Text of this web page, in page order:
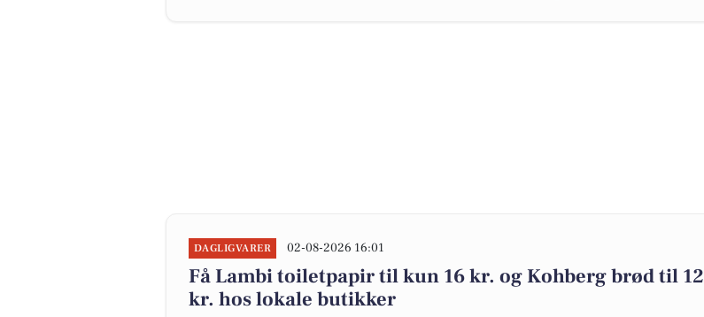
DAGLIGVARER 02-08-2026 16:01
Få Lambi toiletpapir til kun 16 kr. og Kohberg brød til 12
kr. hos lokale butikker